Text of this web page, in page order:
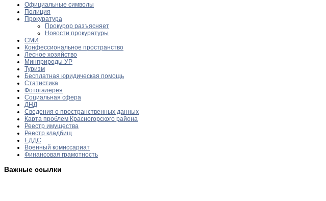
Официальные символы
Полиция
Прокуратура
Прокурор разъясняет
Новости прокуратуры
СМИ
Конфессиональное пространство
Лесное хозяйство
Минприроды УР
Туризм
Бесплатная юридическая помощь
Статистика
Фотогалерея
Социальная сфера
ДНД
Сведения о пространственных данных
Карта проблем Красногорского района
Реестр имущества
Реестр кладбищ
ЕДДС
Военный комиссариат
Финансовая грамотность
Важные ссылки